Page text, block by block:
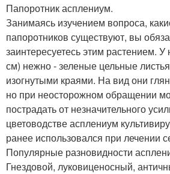
Папоротник асплениум.
Занимаясь изучением вопроса,
папоротников существуют, вы
заинтересуетесь этим растением.
см) нежно - зеленые цельные
изогнутыми краями. На вид они
но при неосторожном обращении
пострадать от незначительного
цветоводстве асплениум
ранее использовался при лечении
Популярные разновидности
Гнездовой, луковиценосный,